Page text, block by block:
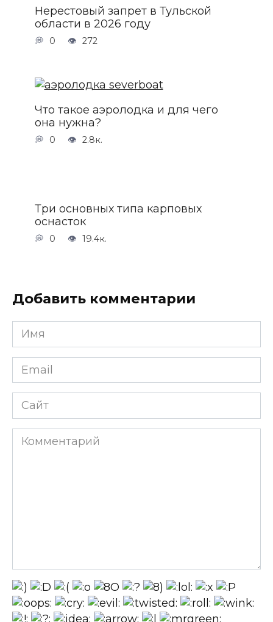
Нерестовый запрет в Тульской
области в 2026 году
0 272
Что такое аэролодка и для чего
она нужна?
0 2.8к.
Три основных типа карповых
оснасток
0 19.4к.
Добавить комментарии
Имя
Email
*
Сайт
Комментарий